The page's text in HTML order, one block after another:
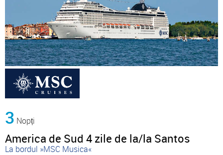
3 Nopți
America de Sud 4 zile de la/la Santos
La bordul »MSC Musica«